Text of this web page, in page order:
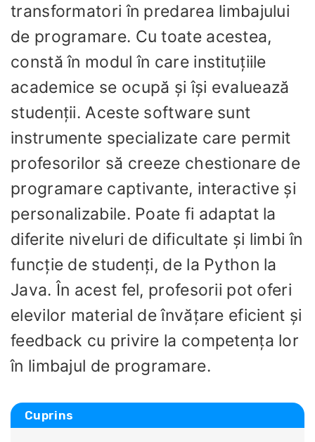
transformatori în predarea limbajului
de programare. Cu toate acestea,
constă în modul în care instituțiile
academice se ocupă și își evaluează
studenții. Aceste software sunt
instrumente specializate care permit
profesorilor să creeze chestionare de
programare captivante, interactive și
personalizabile. Poate fi adaptat la
diferite niveluri de dificultate și limbi în
funcție de studenți, de la Python la
Java. În acest fel, profesorii pot oferi
elevilor material de învățare eficient și
feedback cu privire la competența lor
în limbajul de programare.
Cuprins